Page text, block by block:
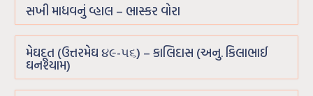
સખી માધવનું વ્હાલ – ભાસ્કર વોરા
મેઘદૂત (ઉત્તરમેઘ ૪૯-૫૬) – કાલિદાસ (અનુ. કિલાભાઈ
ઘનશ્યામ)